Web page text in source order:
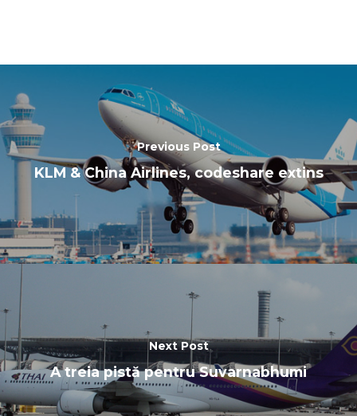
Previous Post
KLM & China Airlines, codeshare extins
Next Post
A treia pistă pentru Suvarnabhumi